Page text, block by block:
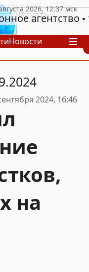
агентство
Новости
2024, 16:46
на